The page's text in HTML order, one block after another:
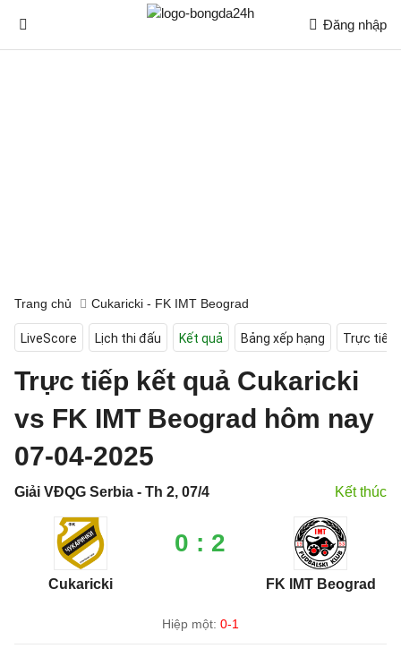
Đăng nhập
Trang chủ Cukaricki - FK IMT Beograd
LiveScore Lịch thi đấu Kết quả Bảng xếp hạng Trực tiếp
Trực tiếp kết quả Cukaricki
vs FK IMT Beograd hôm nay
07-04-2025
Giải VĐQG Serbia - Th 2, 07/4 Kết thúc
Cukaricki
0 : 2
FK IMT Beograd
Hiệp một: 0-1